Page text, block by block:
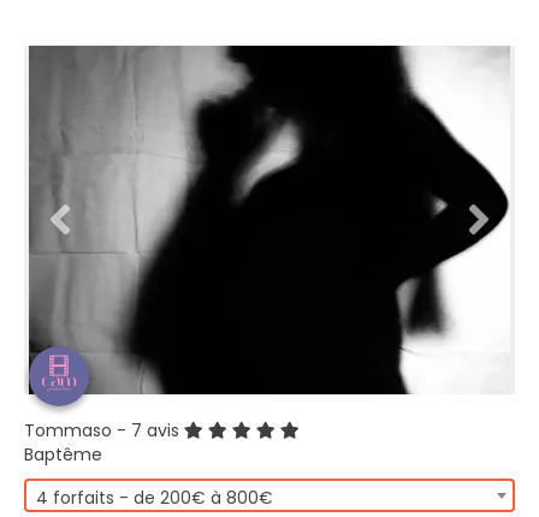
Tommaso - 7 avis
Baptême
4 forfaits - de 200€ à 800€